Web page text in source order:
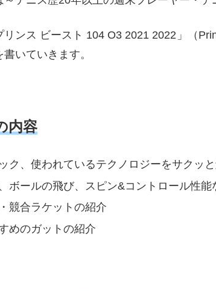
リンス ビースト 104 O3 2021 2022 」（
いていきます。
内容
ク、使われているテクノロジーをサクッ
ボールの飛び、スピン&コントロール性
競合ラケットの紹介
めのガットの紹介